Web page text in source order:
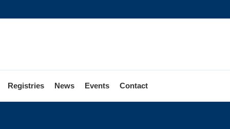
Registries News Events Contact